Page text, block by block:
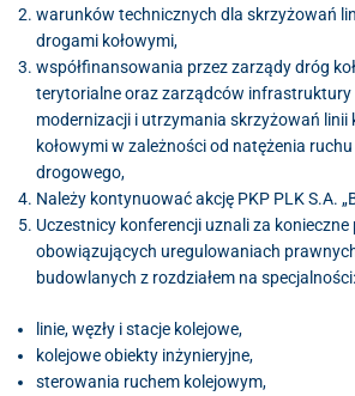
warunków technicznych dla skrzyżowań
drogami kołowymi,
współfinansowania przez zarządy dróg
terytorialne oraz zarządców infrastruktury
modernizacji i utrzymania skrzyżowań linii
kołowymi w zależności od natężenia
drogowego,
Należy kontynuować akcję PKP PLK S.A.
Uczestnicy konferencji uznali za
obowiązujących uregulowaniach
budowlanych z rozdziałem na specjalności:
linie, węzły i stacje kolejowe,
kolejowe obiekty inżynieryjne,
sterowania ruchem kolejowym,